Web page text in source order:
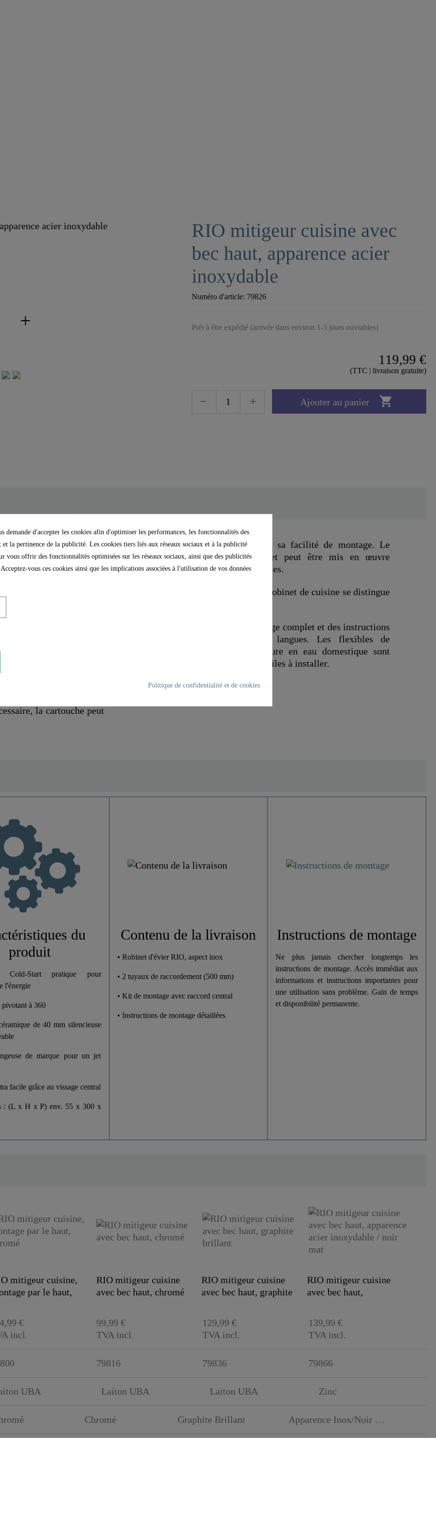
RIO mitigeur cuisine avec
bec haut, apparence acier
inoxydable
Numéro d'article: 79826
Prêt à être expédié (arrivée dans environ 1-3 jours ouvrables)
119,99 €
(TTC | livraison gratuite)
Ajouter au panier 
acier inoxydable -
petite échelle ? Alors ce
à eau froide
le levier de commande
d'eau froide .
de lavage.
de cuisine peut être
ainsi le nettoyage de
sur un double évier.
silencieuse de qualité
la cartouche peut
Le robinet pour la cuisine séduit par sa facilité de montage. Le
raccord central fourni est pratique et peut être mis en œuvre
rapidement sans connaissances techniques.
L'mousseur de marque installé dans le robinet de cuisine se distingue
La livraison comprend un jeu de montage complet et des instructions
de montage illustrées en plusieurs langues. Les flexibles de
raccordement (500 mm) à la fourniture en eau domestique sont
résistants à la corrosion, flexibles et faciles à installer.
5,7 Cm
30,0 Cm
26,5 Cm
du
produit
Cold-Start pratique pour
l'énergie
pivotant à 360
de 40 mm silencieuse
de marque pour un jet
facile grâce au vissage central
: (L x H x P) env. 55 x 300 x
Contenu de la livraison
• Robinet d'évier RIO, aspect inox
• 2 tuyaux de raccordement (500 mm)
• Kit de montage avec raccord central
• Instructions de montage détaillées
Instructions de montage
Ne plus jamais chercher longtemps les
instructions de montage. Accès immédiat aux
informations et instructions importantes pour
une utilisation sans problème. Gain de temps
et disponibilité permanente.
mitigeur cuisine,
par le haut,
RIO mitigeur cuisine
avec bec haut, chromé
RIO mitigeur cuisine
avec bec haut, graphite
RIO mitigeur cuisine
avec bec haut,
€
incl.
99,99 €
TVA incl.
129,99 €
TVA incl.
139,99 €
TVA incl.
79816 79836 79866
UBA Laiton UBA Laiton UBA Zinc
Chromé Graphite Brillant Apparence Inox/Noir Mat
demande d'accepter les cookies afin d'optimiser les performances, les fonctionnalités des
et la pertinence de la publicité. Les cookies tiers liés aux réseaux sociaux et à la publicité
vous offrir des fonctionnalités optimisées sur les réseaux sociaux, ainsi que des publicités
Acceptez-vous ces cookies ainsi que les implications associées à l'utilisation de vos données
Politique de confidentialité et de cookies